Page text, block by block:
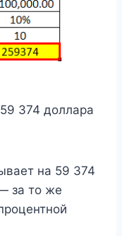
374 доллара
на 59 374
за то же